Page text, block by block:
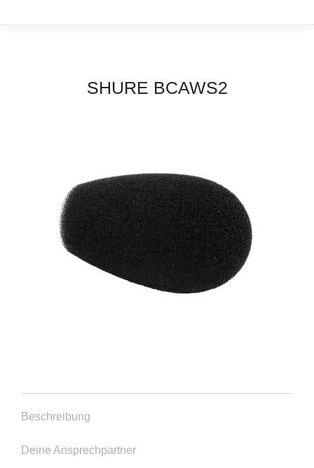
SHURE BCAWS2
Beschreibung
Deine Ansprechpartner